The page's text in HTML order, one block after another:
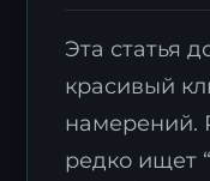
Эта статья
красивый
намерений.
редко ищет